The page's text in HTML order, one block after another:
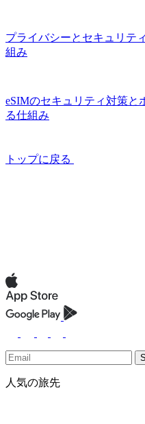
プライバシーとセキュリテ
組み
eSIMのセキュリティ対策と
る仕組み
トップに戻る
人気の旅先